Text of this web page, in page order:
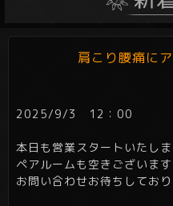
肩こり腰痛に
2025/9/3 12：00
本日も営業スタートいたし
ペアルームも空きございます
お問い合わせお待ちしてお